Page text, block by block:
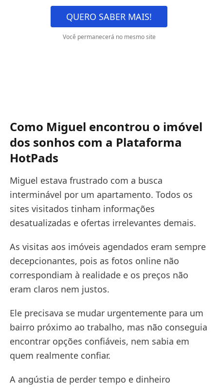
QUERO SABER MAIS!
Você permanecerá no mesmo site
Como Miguel encontrou o imóvel
dos sonhos com a Plataforma
HotPads
Miguel estava frustrado com a busca
interminável por um apartamento. Todos os
sites visitados tinham informações
desatualizadas e ofertas irrelevantes demais.
As visitas aos imóveis agendados eram sempre
decepcionantes, pois as fotos online não
correspondiam à realidade e os preços não
eram claros nem justos.
Ele precisava se mudar urgentemente para um
bairro próximo ao trabalho, mas não conseguia
encontrar opções confiáveis, nem sabia em
quem realmente confiar.
A angústia de perder tempo e dinheiro